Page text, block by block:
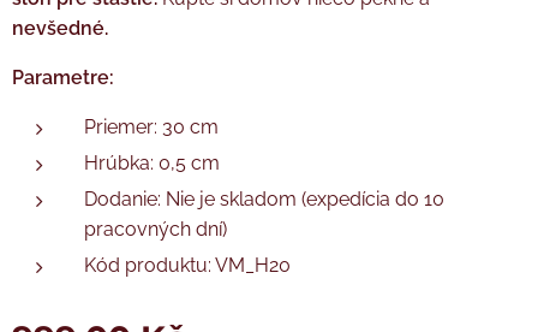
nevšedné.
Parametre:
Priemer: 30 cm
Hrúbka: 0,5 cm
Dodanie: Nie je skladom (expedícia do 10
pracovných dní)
Kód produktu: VM_H20